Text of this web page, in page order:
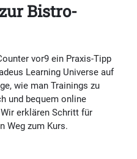
Bistro-
vor9 ein Praxis-Tipp
Learning Universe auf
wie man Trainings zu
und bequem online
erklären Schritt für
Weg zum Kurs.